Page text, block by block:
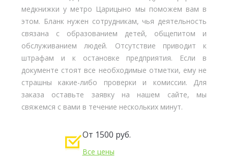
медкнижки у метро Царицыно мы поможем вам в
этом. Бланк нужен сотрудникам, чья деятельность
связана с образованием детей, общепитом и
обслуживанием людей. Отсутствие приводит к
штрафам и к остановке предприятия. Если в
документе стоят все необходимые отметки, ему не
страшны какие-либо проверки и комиссии. Для
заказа оставьте заявку на нашем сайте, мы
свяжемся с вами в течение нескольких минут.
От 1500 руб.
Все цены